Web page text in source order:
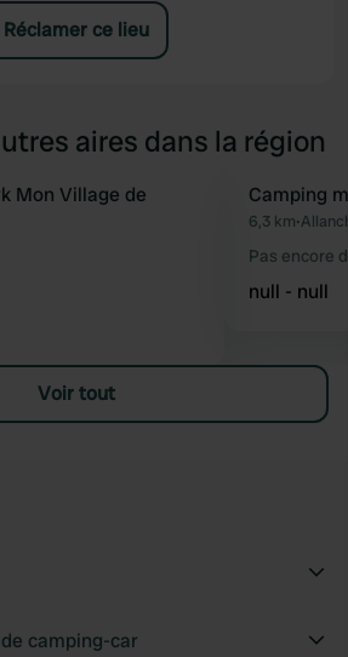
Réclamer ce lieu
aires dans la région
Préféré
Mon Village de
Camping
6,3 km•
Pas encore
null - null
Voir tout
camping-car